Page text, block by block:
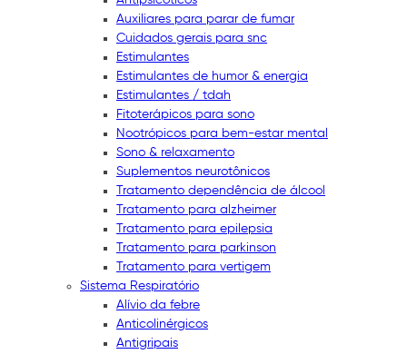
Auxiliares para parar de fumar
Cuidados gerais para snc
Estimulantes
Estimulantes de humor & energia
Estimulantes / tdah
Fitoterápicos para sono
Nootrópicos para bem-estar mental
Sono & relaxamento
Suplementos neurotônicos
Tratamento dependência de álcool
Tratamento para alzheimer
Tratamento para epilepsia
Tratamento para parkinson
Tratamento para vertigem
Sistema Respiratório
Alívio da febre
Anticolinérgicos
Antigripais